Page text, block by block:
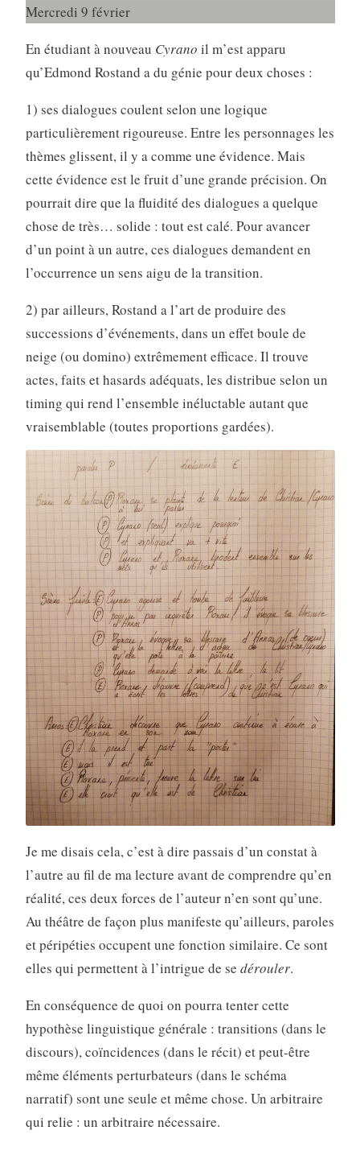
Mercredi 9 février
En étudiant à nouveau Cyrano il m’est apparu
qu’Edmond Rostand a du génie pour deux choses :
1) ses dialogues coulent selon une logique
particulièrement rigoureuse. Entre les personnages les
thèmes glissent, il y a comme une évidence. Mais
cette évidence est le fruit d’une grande précision. On
pourrait dire que la fluidité des dialogues a quelque
chose de très… solide : tout est calé. Pour avancer
d’un point à un autre, ces dialogues demandent en
l’occurrence un sens aigu de la transition.
2) par ailleurs, Rostand a l’art de produire des
successions d’événements, dans un effet boule de
neige (ou domino) extrêmement efficace. Il trouve
actes, faits et hasards adéquats, les distribue selon un
timing qui rend l’ensemble inéluctable autant que
vraisemblable (toutes proportions gardées).
Je me disais cela, c’est à dire passais d’un constat à
l’autre au fil de ma lecture avant de comprendre qu’en
réalité, ces deux forces de l’auteur n’en sont qu’une.
Au théâtre de façon plus manifeste qu’ailleurs, paroles
et péripéties occupent une fonction similaire. Ce sont
elles qui permettent à l’intrigue de se dérouler.
En conséquence de quoi on pourra tenter cette
hypothèse linguistique générale : transitions (dans le
discours), coïncidences (dans le récit) et peut-être
même éléments perturbateurs (dans le schéma
narratif) sont une seule et même chose. Un arbitraire
qui relie : un arbitraire nécessaire.